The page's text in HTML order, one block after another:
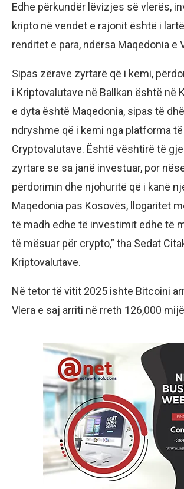
Edhe përkundër lëvizjes së vlerës,
kripto në vendet e rajonit është i
renditet e para, ndërsa Maqedonia e
Sipas zërave zyrtarë që i kemi,
i Kriptovalutave në Ballkan është në
e dyta është Maqedonia, sipas të
ndryshme që i kemi nga platforma
Cryptovalutave. Është vështirë të
zyrtare se sa janë investuar, por
përdorimin dhe njohuritë që i kanë
Maqedonia pas Kosovës, llogaritet
të madh edhe të investimit edhe të
të mësuar për crypto,” tha Sedat
Kriptovalutave.
Në tetor të vitit 2025 ishte Bitcoini
Vlera e saj arriti në rreth 126,000